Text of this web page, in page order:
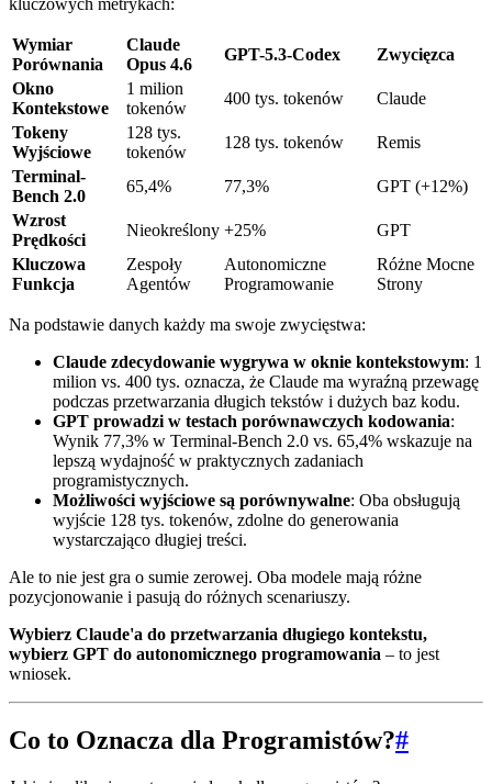
kluczowych metrykach:
Wymiar
Porównania
Claude
Opus 4.6
GPT-5.3-Codex
Zwycięzca
Okno
Kontekstowe
1 milion
tokenów
400 tys. tokenów
Claude
Tokeny
Wyjściowe
128 tys.
tokenów
128 tys. tokenów
Remis
Terminal-
Bench 2.0
65,4% 77,3%
GPT (+12%)
Wzrost
Prędkości
Nieokreślony +25%
GPT
Kluczowa
Funkcja
Zespoły
Agentów
Autonomiczne
Programowanie
Różne Mocne
Strony
Na podstawie danych każdy ma swoje zwycięstwa:
Claude zdecydowanie wygrywa w oknie kontekstowym: 1
milion vs. 400 tys. oznacza, że Claude ma wyraźną przewagę
podczas przetwarzania długich tekstów i dużych baz kodu.
GPT prowadzi w testach porównawczych kodowania:
Wynik 77,3% w Terminal-Bench 2.0 vs. 65,4% wskazuje na
lepszą wydajność w praktycznych zadaniach
programistycznych.
Możliwości wyjściowe są porównywalne: Oba obsługują
wyjście 128 tys. tokenów, zdolne do generowania
wystarczająco długiej treści.
Ale to nie jest gra o sumie zerowej. Oba modele mają różne
pozycjonowanie i pasują do różnych scenariuszy.
Wybierz Claude'a do przetwarzania długiego kontekstu,
wybierz GPT do autonomicznego programowania – to jest
wniosek.
Co to Oznacza dla Programistów?#